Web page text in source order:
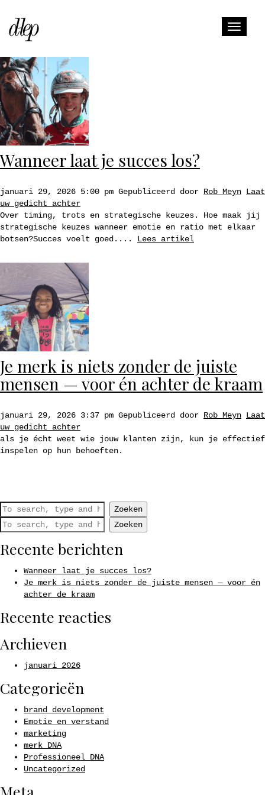
Toggle
Auteur archieven voor Rob
Meyn
Wanneer laat je succes los?
januari 29, 2026 5:00 pm Gepubliceerd door Rob Meyn Laat
uw gedicht achter
Over timing, trots en strategische keuzes. Hoe maak jij
strategische keuzes wanneer emotie en ratio met elkaar
botsen?Succes voelt goed.... Lees artikel
Je merk is niets zonder de juiste
mensen — voor én achter de kraam
januari 29, 2026 3:37 pm Gepubliceerd door Rob Meyn Laat
uw gedicht achter
als je écht weet wie jouw klanten zijn, kun je effectief
inspelen op hun behoeften.
Zoeken
Zoeken
Recente berichten
Wanneer laat je succes los?
Je merk is niets zonder de juiste mensen — voor én
achter de kraam
Recente reacties
Archieven
januari 2026
Categorieën
brand development
Emotie en verstand
marketing
merk DNA
Professioneel DNA
Uncategorized